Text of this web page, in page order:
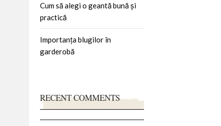
Cum să alegi o geantă bună și
practică
Importanța blugilor în
garderobă
RECENT COMMENTS